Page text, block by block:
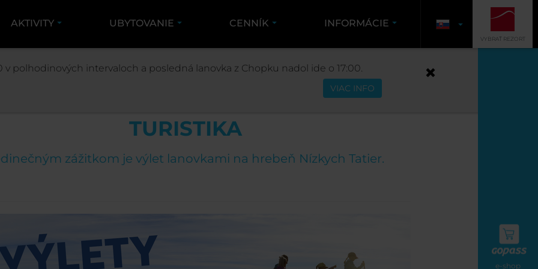
e-shop
AKTIVITY UBYTOVANIE CENNÍK INFORMÁCIE
VYBRAŤ REZORT
AKTIVITY ŠPORT TURISTIKA
TURISTIKA
zážitkom je výlet lanovkami na hrebeň Nízkych Tatier.
v polhodinových intervaloch a posledná lanovka z Chopku nadol ide o 17:00.
VIAC INFO